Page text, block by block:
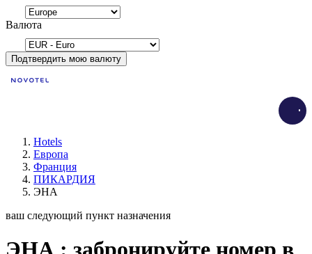
Валюта
Подтвердить мою валюту
Hotels
Европа
Франция
ПИКАРДИЯ
ЭНА
ваш следующий пункт назначения